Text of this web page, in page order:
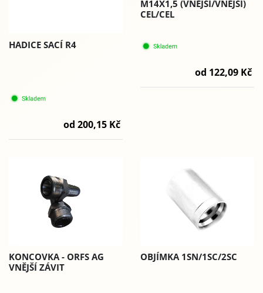
HADICE SACÍ R4
od 200,15 Kč
M14X1,5 (VNĚJŠÍ/VNĚJŠÍ)
CEL/CEL
od 122,09 Kč
KONCOVKA - ORFS AG
VNĚJŠÍ ZÁVIT
OBJÍMKA 1SN/1SC/2SC